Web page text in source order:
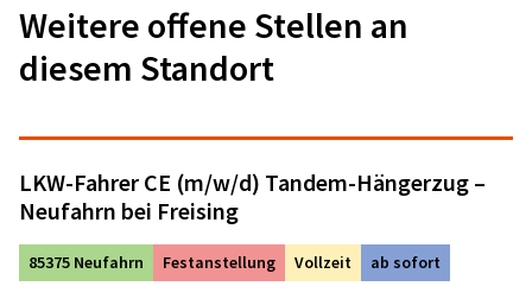
Weitere offene Stellen an
diesem Standort
LKW-Fahrer CE (m/w/d) Tandem-Hängerzug –
Neufahrn bei Freising
85375 Neufahrn Festanstellung Vollzeit ab sofort